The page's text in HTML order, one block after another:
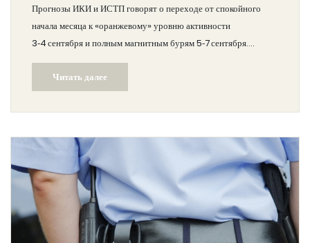
Прогнозы ИКИ и ИСТП говорят о переходе от спокойного
начала месяца к «оранжевому» уровню активности
3‑4 сентября и полным магнитным бурям 5‑7 сентября.
Ожидаются повышенные Kp‑и Ap‑значения, возможные
перебои в работе спутников и электросетей, а также
ухудшение самочувствия у людей, чувствительных к
изменениям погоды.
Читать далее